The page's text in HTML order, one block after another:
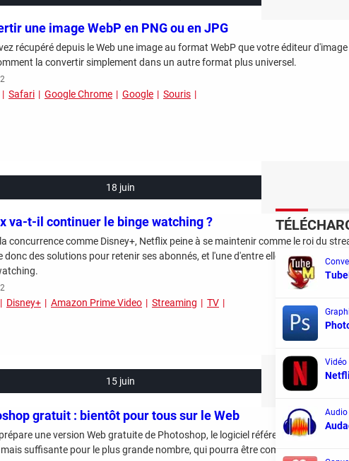
une image WebP en PNG ou en JPG
récupéré depuis le Web une image au format WebP que votre éditeur
la convertir simplement dans un autre format plus universel.
Safari Google Chrome Google Souris
18 juin
va-t-il continuer le binge watching ?
concurrence comme Disney+, Netflix peine à se maintenir comme le roi du
donc des solutions pour retenir ses abonnés, et l'une d'entre elles pourrait
Disney+ Amazon Prime Video Streaming TV
15 juin
gratuit : bientôt pour tous sur le Web
une version Web gratuite de Photoshop, le logiciel référence de la
mais suffisante pour le plus grande nombre, qui pourra être complétée avec une
Vidéo
Audio